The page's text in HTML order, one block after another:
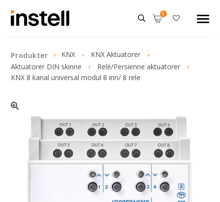
Produkter KNX
KNX Aktuatorer
Aktuatorer DIN skinne
Relé/Persienne aktuatorer
KNX 8 kanal universal modul 8 inn/ 8 rele